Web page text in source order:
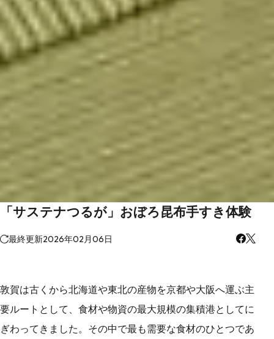
「サステナつるが」おぼろ昆布手すき体験
最終更新2026年02月06日
敦賀は古くから北海道や東北の産物を京都や大阪へ運ぶ主
要ルートとして、食材や物資の最大規模の集積港としてに
ぎわってきました。その中で最も需要な食材のひとつであ